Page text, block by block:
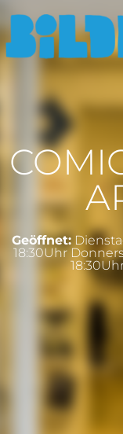
Geöffnet:
18:30Uhr